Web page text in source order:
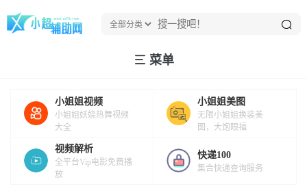
菜单
小姐姐视频
小姐姐妖娆热舞视频
大全
小姐姐美图
无限小姐姐换装美
图，大饱眼福
视频解析
全平台Vip电影免费播
放
快递100
集合快递查询服务